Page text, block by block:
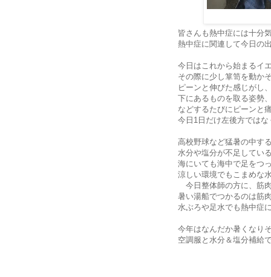
皆さんも熱中症には十分
熱中症に関連して今日の
今日はこれから始まるイ
その際に少し箪笥を動か
ピーンと伸びた感じがし
下にあるものを取る姿勢
などするたびにピーンと
今日1日だけ左後方では
高校野球など猛暑の中す
水分や塩分が不足してい
海にいても海中で足をつ
涼しい環境でもこまめな
今日整体師の方に、筋
暑い湯船でつかるのは筋
水ぶろや足水でも熱中症
今年はなんだか暑くなり
空調服と水分＆塩分補給